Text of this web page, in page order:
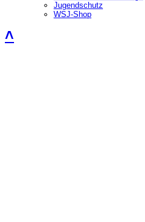
Jugendschutz
WSJ-Shop
˄